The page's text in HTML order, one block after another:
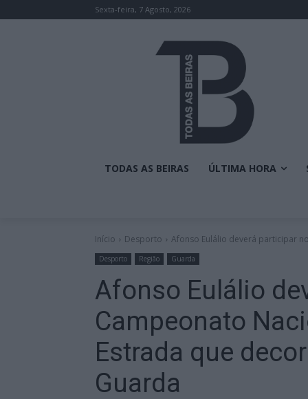
Sexta-feira, 7 Agosto, 2026
TODAS AS BEIRAS ÚLTIMA HORA
Início Desporto Afonso Eulálio deverá participar
Desporto Região Guarda
Afonso Eulálio
Campeonato
Estrada que
Guarda